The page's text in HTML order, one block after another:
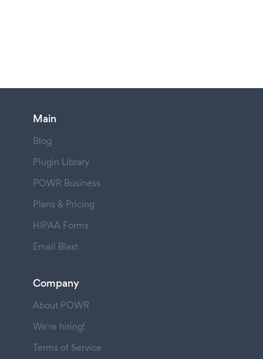
Main
Blog
Plugin Library
POWR Business
Plans & Pricing
HIPAA Forms
Email Blast
Company
About POWR
We're hiring!
Terms of Service